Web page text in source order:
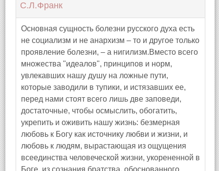
С.Л.Франк
Основная сущность болезни русского духа есть
не социализм и не анархизм – то и другое только
проявление болезни, – а нигилизм.Вместо всего
множества "идеалов", принципов и норм,
увлекавших нашу душу на ложные пути,
которые заводили в тупики, и истязавших ее,
перед нами стоят всего лишь две заповеди,
достаточные, чтобы осмыслить, обогатить,
укрепить и оживить нашу жизнь: безмерная
любовь к Богу как источнику любви и жизни, и
любовь к людям, вырастающая из ощущения
всеединства человеческой жизни, укорененной в
Боге, из сознания братства, обоснованного